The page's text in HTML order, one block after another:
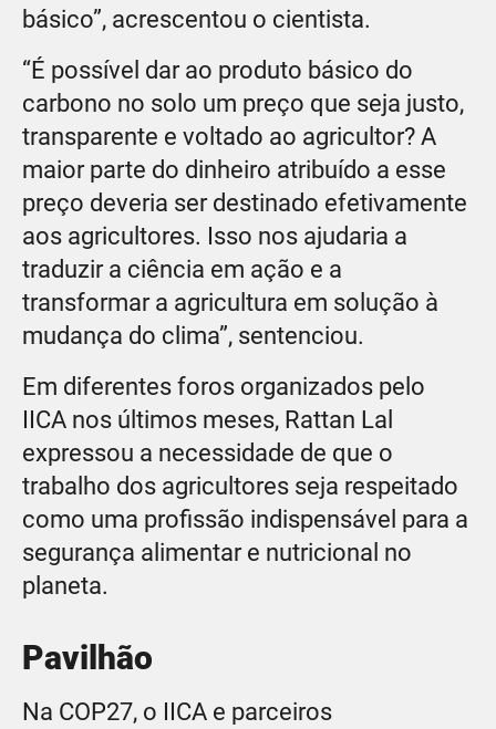
básico”, acrescentou o cientista.
“É possível dar ao produto básico do
carbono no solo um preço que seja justo,
transparente e voltado ao agricultor? A
maior parte do dinheiro atribuído a esse
preço deveria ser destinado efetivamente
aos agricultores. Isso nos ajudaria a
traduzir a ciência em ação e a
transformar a agricultura em solução à
mudança do clima”, sentenciou.
Em diferentes foros organizados pelo
IICA nos últimos meses, Rattan Lal
expressou a necessidade de que o
trabalho dos agricultores seja respeitado
como uma profissão indispensável para a
segurança alimentar e nutricional no
planeta.
Pavilhão
Na COP27, o IICA e parceiros